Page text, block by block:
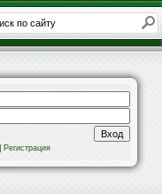
Регистрация